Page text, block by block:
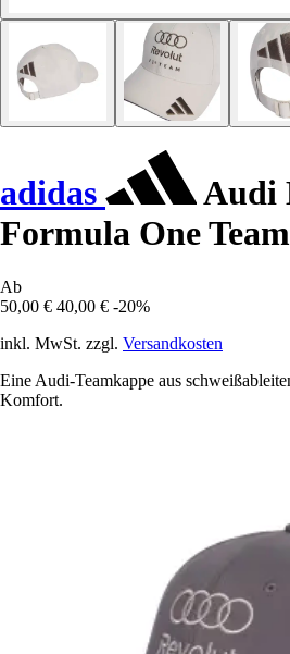
adidas
Audi
Formula One Team
Ab
50,00 € 40,00 € -20%
inkl. MwSt. zzgl. Versandkosten
Eine Audi-Teamkappe aus
Komfort.